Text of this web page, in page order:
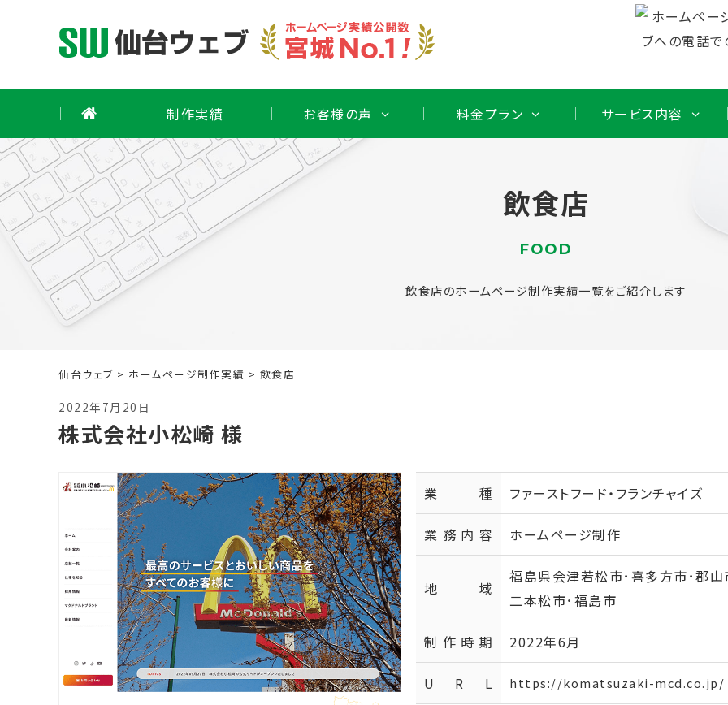
制作実績 お客様の声 料金プラン サービス内容
飲食店
FOOD
飲食店のホームページ制作実績一覧をご紹介します
仙台ウェブ > ホームページ制作実績 > 飲食店
2022年7月20日
株式会社小松崎 様
業種 ファーストフード・フランチャイズ
業務内容 ホームページ制作
地域
福島県会津若松市･喜多方市･郡山
二本松市･福島市
制作時期 2022年6月
U R L https://komatsuzaki-mcd.co.jp/